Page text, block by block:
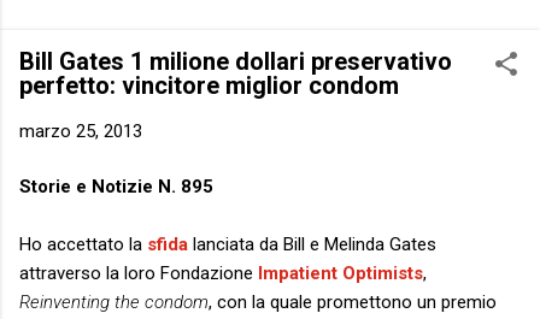
Bill Gates 1 milione dollari preservativo
perfetto: vincitore miglior condom
marzo 25, 2013
Storie e Notizie N. 895
Ho accettato la sfida lanciata da Bill e Melinda Gates
attraverso la loro Fondazione Impatient Optimists,
Reinventing the condom, con la quale promettono un premio